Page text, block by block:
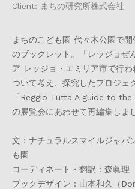
Client: まちの研究所株式会社
まちのこども園 代々木公園で
のブックレット。「レッジョ
ア レッジョ・エミリア市で行
ついて考え、探究したプロジェ
「Reggio Tutta A guide to
の展覧会にあわせて再編集しま
文：ナチュラルスマイルジャパ
も園
コーディネート・翻訳：森眞理
ブックデザイン：山本和久（